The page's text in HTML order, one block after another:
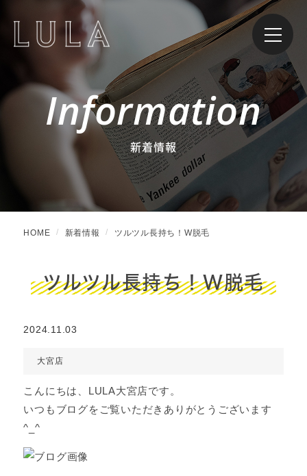
Information
新着情報
HOME 新着情報 ツルツル長持ち！W脱毛
ツルツル長持ち！W脱毛
2024.11.03
大宮店
こんにちは、LULA大宮店です。
いつもブログをご覧いただきありがとうございます
^_^